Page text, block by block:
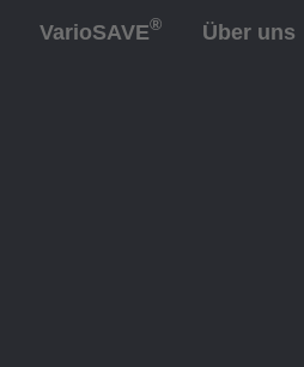
VarioSAVE® Über uns